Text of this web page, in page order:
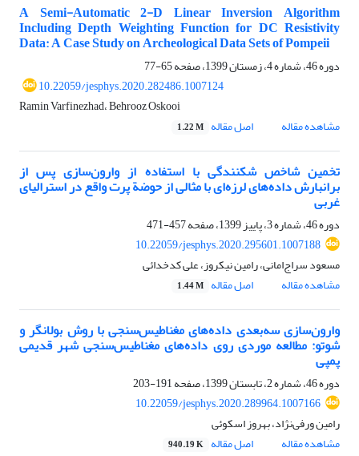
A Semi-Automatic 2-D Linear Inversion Algorithm
Including Depth Weighting Function for DC Resistivity
Data: A Case Study on Archeological Data Sets of Pompeii
دوره 46، شماره 4، زمستان 1399، صفحه
65-77
10.22059/jesphys.2020.282486.1007124
Ramin Varfinezhad، Behrooz Oskooi
مشاهده مقاله
اصل مقاله 1.22 M
تخمین شاخص شکنندگی با استفاده از وارون‌سازی پس از
برانبارش داده‌های لرزه‌ای با مثالی از حوضة پرت واقع در استرالیای
غربی
دوره 46، شماره 3، پاییز 1399، صفحه
457-471
10.22059/jesphys.2020.295601.1007188
مسعود سراج‌امانی، رامین نیکروز، علی کدخدائی
مشاهده مقاله
اصل مقاله 1.44 M
وارون‌سازی سه‌بعدی داده‌های مغناطیس‌سنجی با روش بولانگر و
شوتو: مطالعه موردی روی داده‌های مغناطیس‌سنجی شهر قدیمی
پمپی
دوره 46، شماره 2، تابستان 1399، صفحه
191-203
10.22059/jesphys.2020.289964.1007166
رامین ورفی‌نژاد، بهروز اسکوئی
مشاهده مقاله
اصل مقاله 940.19 K